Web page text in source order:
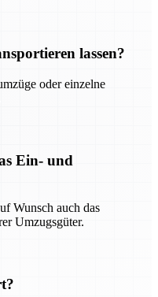
lassen?
oder einzelne
Ein- und
Wunsch auch das
Umzugsgüter.